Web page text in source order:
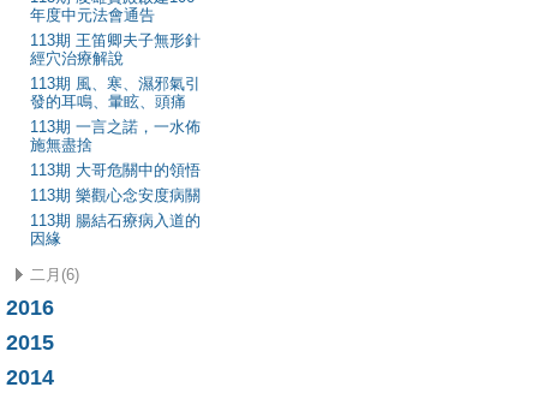
年度中元法會通告
113期 王笛卿夫子無形針
經穴治療解說
113期 風、寒、濕邪氣引
發的耳鳴、暈眩、頭痛
113期 一言之諾，一水佈
施無盡捨
113期 大哥危關中的領悟
113期 樂觀心念安度病關
113期 腸結石療病入道的
因緣
二月(6)
2016
2015
2014